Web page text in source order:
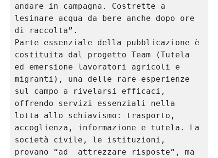
andare in campagna. Costrette a
lesinare acqua da bere anche dopo ore
di raccolta”.
Parte essenziale della pubblicazione è
costituita dal progetto Team (Tutela
ed emersione lavoratori agricoli e
migranti), una delle rare esperienze
sul campo a rivelarsi efficaci,
offrendo servizi essenziali nella
lotta allo schiavismo: trasporto,
accoglienza, informazione e tutela. La
società civile, le istituzioni,
provano “ad  attrezzare risposte”, ma